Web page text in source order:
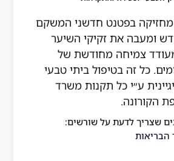
בפטנט חדשני המשקם
ומעבה את זקיקי השיער
צמיחה מחודשת של
כל זה בטיפול ביתי טבעי
ע״י כל תקנות משרד
הקורונה.
שצריך לדעת על שורשים:
הבריאות